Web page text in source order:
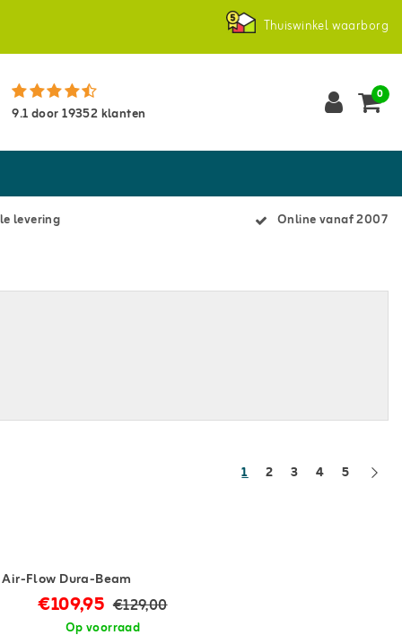
Thuiswinkel waarborg
9.1door19352klanten
0
levering Online vanaf 2007
1 2 3 4 5
Flow Dura-Beam
€109,95 €129,00
Op voorraad